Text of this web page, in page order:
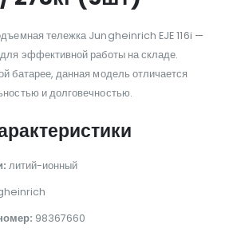
тележка Jungheinrich EJE 116i —
эффективной работы на складе.
батарее, данная модель отличается
и долговечностью.
литий-ионный
98367660